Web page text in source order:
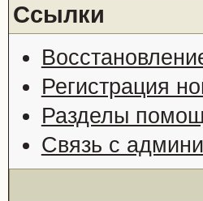
Ссылки
Регистрация
Разделы
Связь с